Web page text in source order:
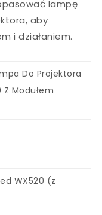
lampę
aby
i działaniem.
Do Projektora
Modułem
WX520 (z